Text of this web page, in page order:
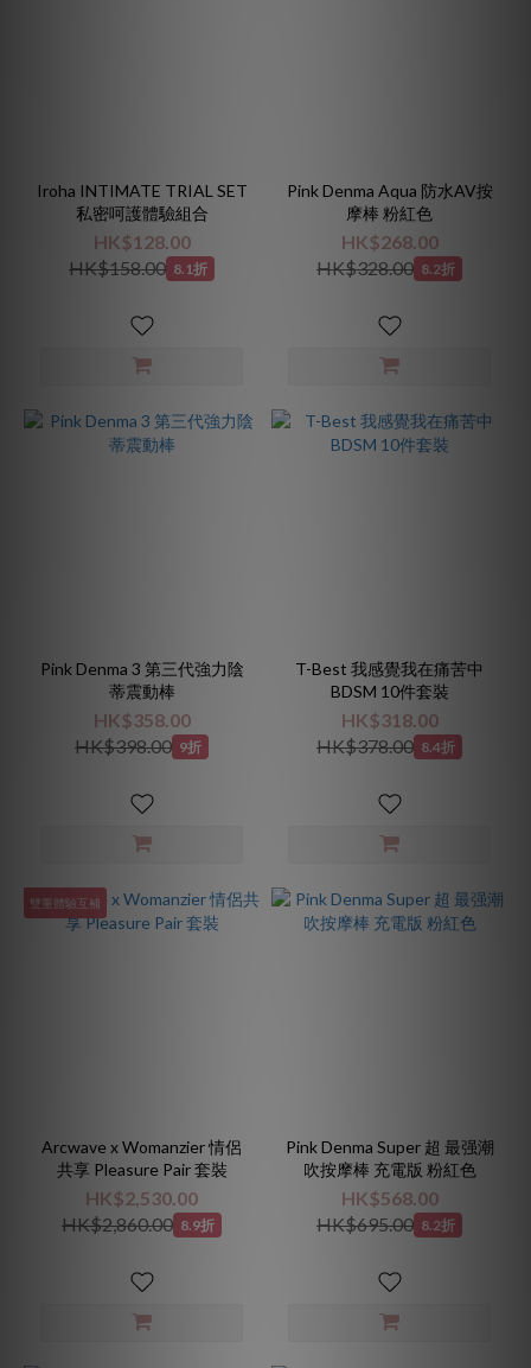
Iroha INTIMATE TRIAL SET
私密呵護體驗組合
HK$128.00
HK$158.00 8.1折
Pink Denma Aqua 防水AV按
摩棒 粉紅色
HK$268.00
HK$328.00 8.2折
Pink Denma 3 第三代強力陰
蒂震動棒
HK$358.00
HK$398.00 9折
T-Best 我感覺我在痛苦中
BDSM 10件套裝
HK$318.00
HK$378.00 8.4折
雙重體驗互補
Arcwave x Womanzier 情侶
共享 Pleasure Pair 套裝
HK$2,530.00
HK$2,860.00 8.9折
Pink Denma Super 超 最强潮
吹按摩棒 充電版 粉紅色
HK$568.00
HK$695.00 8.2折